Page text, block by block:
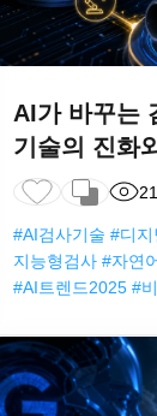
AI가 바꾸는
기술의 진화
#AI검사기술 #디
지능형검사 #자연
#AI트렌드2025 #